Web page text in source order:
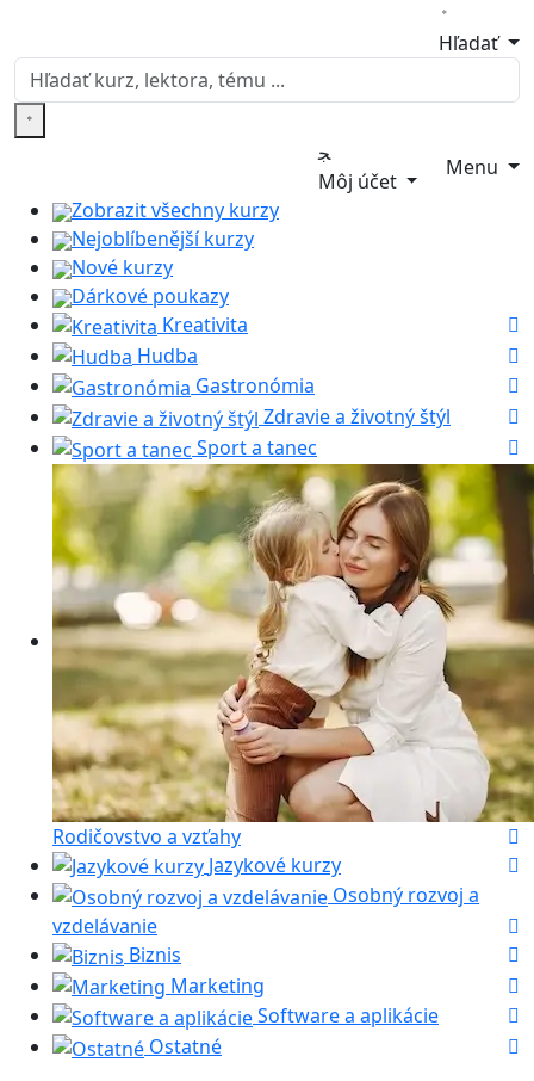
Hľadať
Môj účet
Menu
Zobrazit všechny kurzy
Nejoblíbenější kurzy
Nové kurzy
Dárkové poukazy
Kreativita
Hudba
Gastronómia
Zdravie a životný štýl
Sport a tanec
Rodičovstvo a vzťahy
Jazykové kurzy
Osobný rozvoj a
vzdelávanie
Biznis
Marketing
Software a aplikácie
Ostatné